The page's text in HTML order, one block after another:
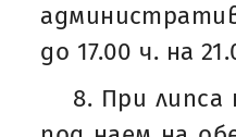
до 17.00 ч. на
8. При